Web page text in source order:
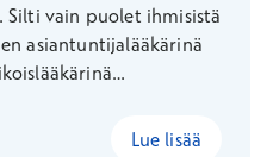
Silti vain puolet ihmisistä
asiantuntijalääkärinä
kannattaa satsata.
Lue lisää